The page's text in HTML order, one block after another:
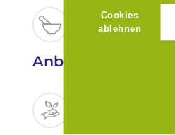
Cookies
ablehnen
Anbaukriterien